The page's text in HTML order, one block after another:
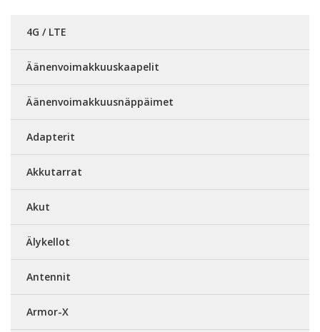
4G / LTE
Äänenvoimakkuuskaapelit
Äänenvoimakkuusnäppäimet
Adapterit
Akkutarrat
Akut
Älykellot
Antennit
Armor-X